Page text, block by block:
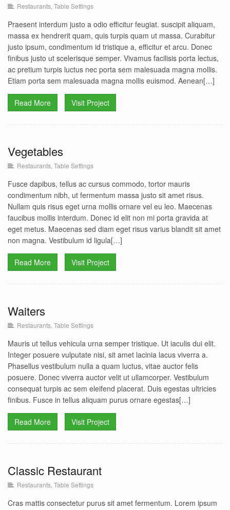
Restaurants Table Settings
Restaurants, Table Settings
Praesent interdum justo a odio efficitur feugiat. suscipit aliquam,
massa ex hendrerit quam, quis turpis quam ut massa. Curabitur
justo ipsum, condimentum id tristique a, efficitur et arcu. Donec
finibus justo ut scelerisque semper. Vivamus facilisis porta lectus,
ac pretium turpis luctus nec porta sem malesuada magna mollis.
Etiam porta sem malesuada magna mollis euismod. Aenean[…]
Read More Visit Project
Vegetables
Restaurants Table Settings
Vegetables
Restaurants, Table Settings
Fusce dapibus, tellus ac cursus commodo, tortor mauris
condimentum nibh, ut fermentum massa justo sit amet risus.
Nullam quis risus eget urna mollis ornare vel eu leo. Maecenas
faucibus mollis interdum. Donec id elit non mi porta gravida at
eget metus. Maecenas sed diam eget risus varius blandit sit amet
non magna. Vestibulum id ligula[…]
Read More Visit Project
Restaurants Table Settings
Waiters
Restaurants, Table Settings
Mauris ut tellus vehicula urna semper tristique. Ut iaculis dui elit.
Integer posuere vulputate nisi, sit amet lacinia lacus viverra a.
Phasellus vestibulum nulla a quam luctus, vitae auctor felis
posuere. Donec viverra auctor velit ut ullamcorper. Vestibulum
consequat turpis ac sem eleifend placerat. Duis egestas ultricies
finibus. Fusce in tellus aliquam purus ornare egestas[…]
Read More Visit Project
Classic Restaurant
Restaurants Table Settings
Classic Restaurant
Restaurants, Table Settings
Cras mattis consectetur purus sit amet fermentum. Lorem ipsum